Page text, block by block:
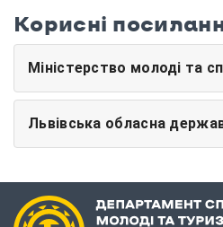
Корисні
Міністерство молоді та
Львівська обласна